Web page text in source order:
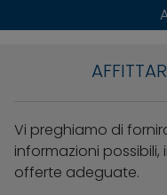
Vi preghiamo di
informazioni
offerte adeguate.